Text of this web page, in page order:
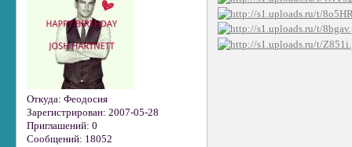
Откуда: Феодосия
Зарегистрирован: 2007-05-28
Приглашений: 0
Сообщений: 18052